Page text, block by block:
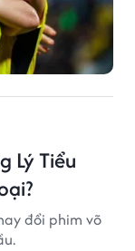
Lý Tiểu
đổi phim võ